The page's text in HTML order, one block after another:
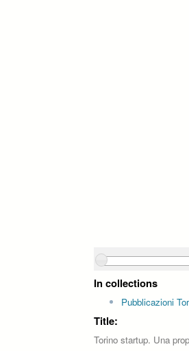
In collections
Pubblicazioni
Title:
Torino startup. Una